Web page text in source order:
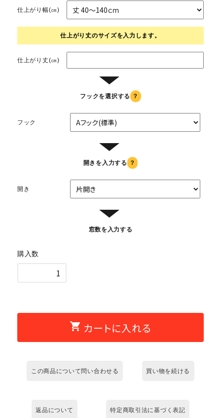
仕上がり幅(㎝)
仕上がり丈のサイズを入力します。
仕上がり丈(㎝)
▼
フックを選択する ？
フック
▼
開きを入力する ？
開き
▼
窓数を入力する
購入数
shopping_cart カートに入れる
この商品について問い合わせる 買い物を続ける
返品について 特定商取引法に基づく表記